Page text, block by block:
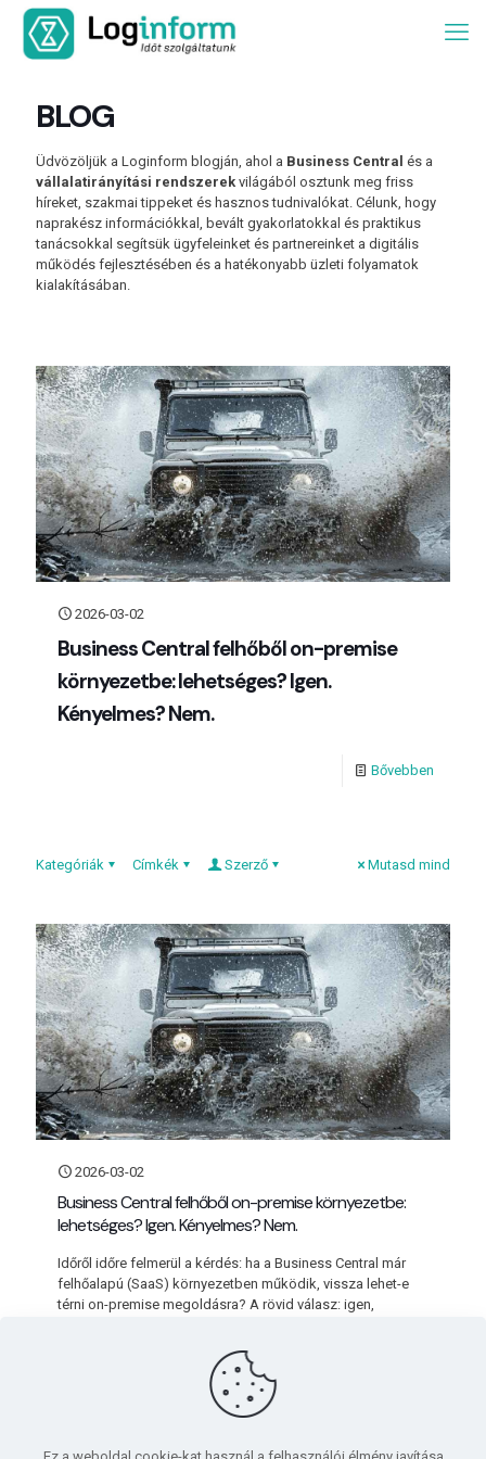
BLOG
Üdvözöljük a Loginform blogján, ahol a Business Central és a
vállalatirányítási rendszerek világából osztunk meg friss
híreket, szakmai tippeket és hasznos tudnivalókat. Célunk, hogy
naprakész információkkal, bevált gyakorlatokkal és praktikus
tanácsokkal segítsük ügyfeleinket és partnereinket a digitális
működés fejlesztésében és a hatékonyabb üzleti folyamatok
kialakításában.
2026-03-02
Business Central felhőből on-premise
környezetbe: lehetséges? Igen.
Kényelmes? Nem.
Bővebben
Kategóriák Címkék Szerző Mutasd mind
2026-03-02
Business Central felhőből on-premise környezetbe:
lehetséges? Igen. Kényelmes? Nem.
Időről időre felmerül a kérdés: ha a Business Central már
felhőalapú (SaaS) környezetben működik, vissza lehet-e
térni on-premise megoldásra? A rövid válasz: igen,